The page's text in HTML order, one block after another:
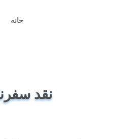
خانه
نقد